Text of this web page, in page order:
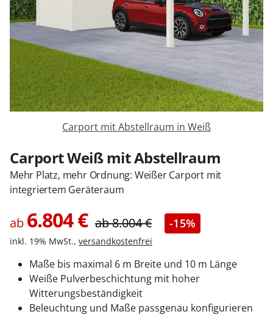
Sonnenschutz
Zäune & Tore
Garagentore
Anmelden / Registrieren
Kontakt / Hilfe
Carport mit Abstellraum in Weiß
Carport Weiß mit Abstellraum
Mehr Platz, mehr Ordnung: Weißer Carport mit
integriertem Geräteraum
ab 6.804€ ab8.004€ -15%
inkl. 19% MwSt., versandkostenfrei
Maße bis maximal 6 m Breite und 10 m Länge
Weiße Pulverbeschichtung mit hoher
Witterungsbeständigkeit
Beleuchtung und Maße passgenau konfigurieren